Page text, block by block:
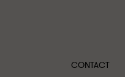
CONTACT